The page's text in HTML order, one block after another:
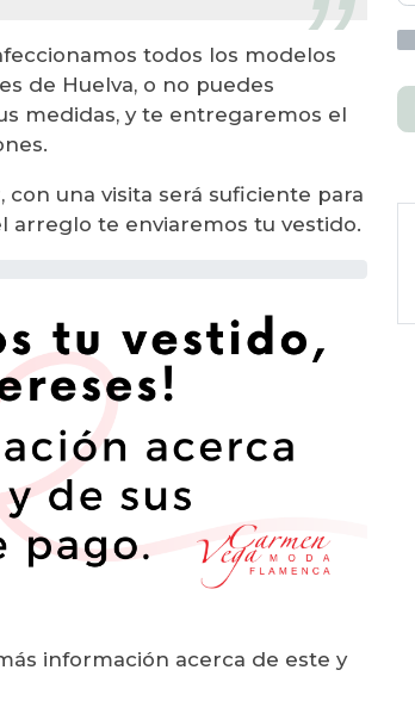
todos los modelos
de Huelva, o no puedes
medidas, y te entregaremos el
una visita será suficiente para
arreglo te enviaremos tu vestido.
información acerca de este y